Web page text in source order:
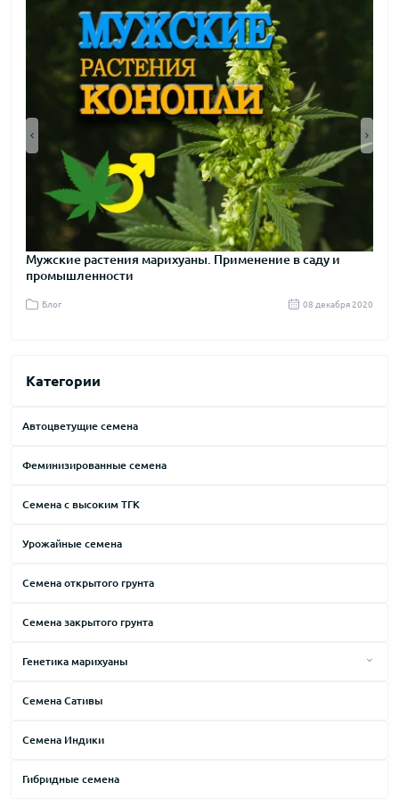
Мужские растения марихуаны. Применение в саду и
промышленности
Блог 08 декабря 2020
Категории
Автоцветущие семена
Феминизированные семена
Семена с высоким ТГК
Урожайные семена
Семена открытого грунта
Семена закрытого грунта
Генетика марихуаны
Amnesia
Big Bang
Семена Сативы
Семена Индики
Гибридные семена